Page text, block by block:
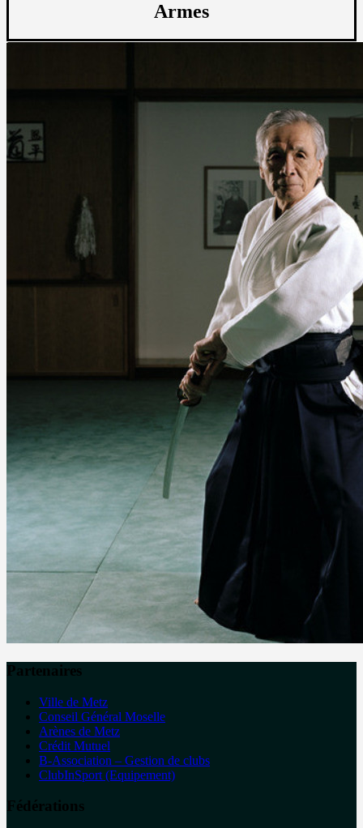
Armes
Partenaires
Ville de Metz
Conseil Général Moselle
Arènes de Metz
Crédit Mutuel
B-Association – Gestion de clubs
ClubInSport (Equipement)
Fédérations